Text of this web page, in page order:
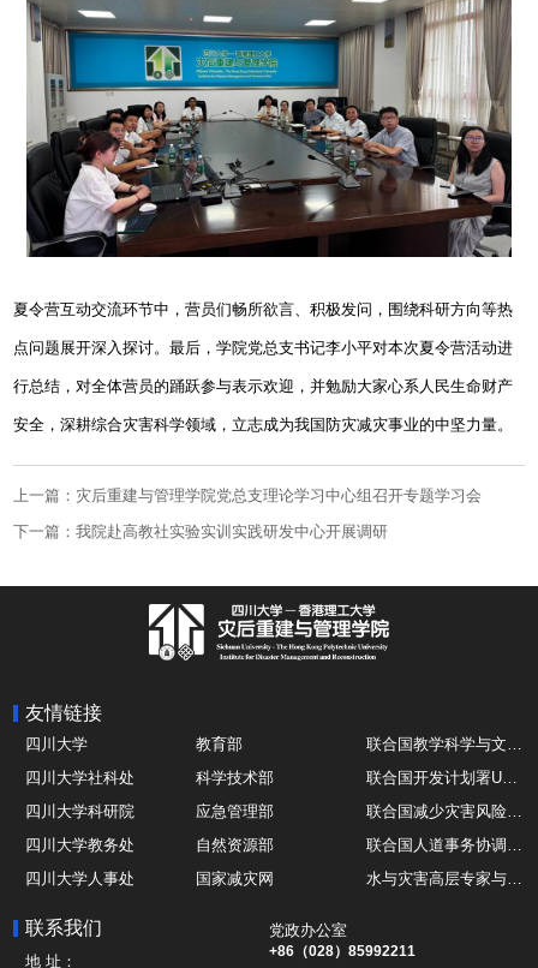
夏令营互动交流环节中，营员们畅所欲言、积极发问，围绕科研方向等热
点问题展开深入探讨。最后，学院党总支书记李小平对本次夏令营活动进
行总结，对全体营员的踊跃参与表示欢迎，并勉励大家心系人民生命财产
安全，深耕综合灾害科学领域，立志成为我国防灾减灾事业的中坚力量。
上一篇：灾后重建与管理学院党总支理论学习中心组召开专题学习会
下一篇：我院赴高教社实验实训实践研发中心开展调研
友情链接
四川大学 教育部
联合国教学科学与文化组织UNESCO
四川大学社科处
科学技术部
联合国开发计划署UNDP
四川大学科研院
应急管理部
联合国减少灾害风险办公室UNDRR
四川大学教务处
自然资源部
联合国人道事务协调厅OCHA
四川大学人事处
国家减灾网
水与灾害高层专家与领导组 HELP
地震与火山研究室
联系我们
地 址：
党政办公室
+86（028）85992211